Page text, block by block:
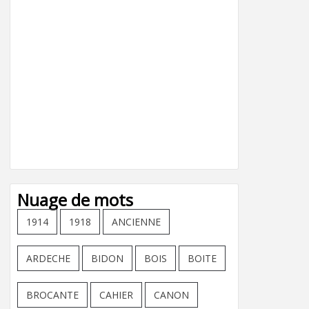
Nuage de mots
1914 1918 ANCIENNE
ARDECHE BIDON BOIS BOITE
BROCANTE CAHIER CANON